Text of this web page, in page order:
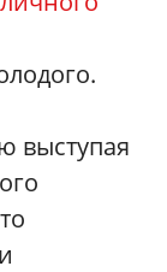
выступая